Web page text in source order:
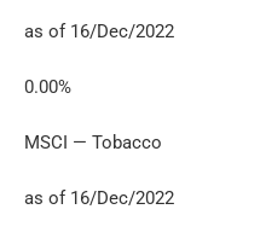
as of 16/Dec/2022
0.00%
MSCI — Tobacco
as of 16/Dec/2022